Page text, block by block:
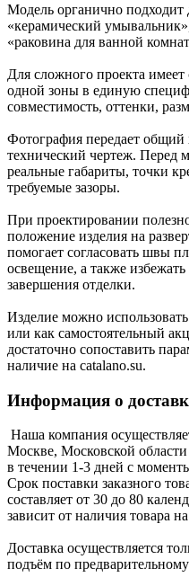
Модель органично подходит
«керамический
«раковина для ванной
Для сложного проекта
одной зоны в единую
совместимость, оттенки,
Фотография передает общий
технический чертеж. Перед
реальные габариты, точки
требуемые зазоры.
При проектировании
положение изделия на
помогает согласовать швы
освещение, а также
завершения отделки.
Изделие можно
или как самостоятельный
достаточно сопоставить
наличие на catalano.su.
Информация о
Наша компания
Москве, Московской
в течении 1-3 дней с
Срок поставки заказного
составляет от 30 до 80
зависит от наличия товара
Доставка осуществляется
подъём по